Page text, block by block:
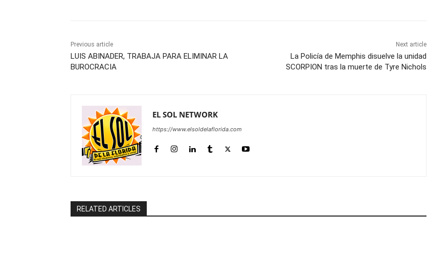
Previous article
LUIS ABINADER, TRABAJA PARA ELIMINAR LA
BUROCRACIA
Next article
La Policía de Memphis disuelve la unidad
SCORPION tras la muerte de Tyre Nichols
EL SOL NETWORK
https://www.elsoldelaflorida.com
RELATED ARTICLES